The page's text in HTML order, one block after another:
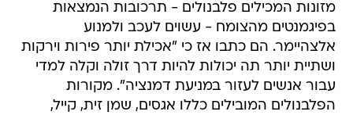
מזונות המכילים פלבנולים - תרכובות הנמצאות
בפיגמנטים מהצומח - עשוים לעכב ולמנוע
אלצהיימר. הם כתבו אז כי "אכילת יותר פירות וירקות
ושתיית יותר תה יכולות להיות דרך זולה וקלה למדי
עבור אנשים לעזור במניעת דמנציה". מקורות
הפלבנולים המובילים כללו אגסים, שמן זית, קייל,